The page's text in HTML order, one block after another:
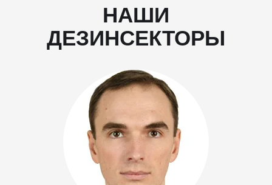
НАШИ
ДЕЗИНСЕКТОРЫ